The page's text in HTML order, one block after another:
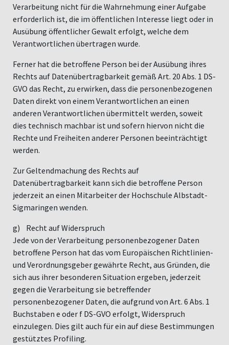
Verarbeitung nicht für die Wahrnehmung einer Aufgabe
erforderlich ist, die im öffentlichen Interesse liegt oder in
Ausübung öffentlicher Gewalt erfolgt, welche dem
Verantwortlichen übertragen wurde.
Ferner hat die betroffene Person bei der Ausübung ihres
Rechts auf Datenübertragbarkeit gemäß Art. 20 Abs. 1 DS-
GVO das Recht, zu erwirken, dass die personenbezogenen
Daten direkt von einem Verantwortlichen an einen
anderen Verantwortlichen übermittelt werden, soweit
dies technisch machbar ist und sofern hiervon nicht die
Rechte und Freiheiten anderer Personen beeinträchtigt
werden.
Zur Geltendmachung des Rechts auf
Datenübertragbarkeit kann sich die betroffene Person
jederzeit an einen Mitarbeiter der Hochschule Albstadt-
Sigmaringen wenden.
g) Recht auf Widerspruch
Jede von der Verarbeitung personenbezogener Daten
betroffene Person hat das vom Europäischen Richtlinien-
und Verordnungsgeber gewährte Recht, aus Gründen, die
sich aus ihrer besonderen Situation ergeben, jederzeit
gegen die Verarbeitung sie betreffender
personenbezogener Daten, die aufgrund von Art. 6 Abs. 1
Buchstaben e oder f DS-GVO erfolgt, Widerspruch
einzulegen. Dies gilt auch für ein auf diese Bestimmungen
gestütztes Profiling.